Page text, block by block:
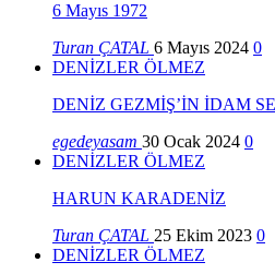
6 Mayıs 1972
Turan ÇATAL 6 Mayıs 2024 0
DENİZLER ÖLMEZ
DENİZ GEZMİŞ’İN İDAM
egedeyasam 30 Ocak 2024 0
DENİZLER ÖLMEZ
HARUN KARADENİZ
Turan ÇATAL 25 Ekim 2023 0
DENİZLER ÖLMEZ